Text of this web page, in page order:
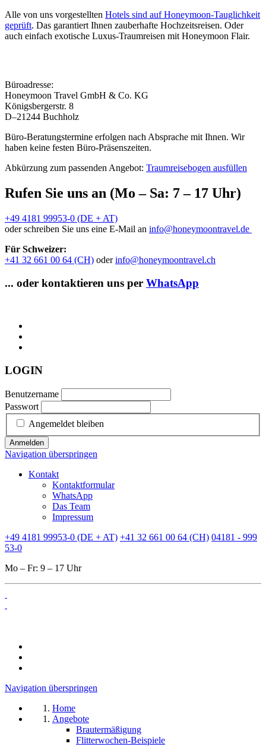
Alle von uns vorgestellten Hotels sind auf Honeymoon-Tauglichkeit
geprüft. Das garantiert Ihnen zauberhafte Hochzeitsreisen. Oder
auch einfach exotische Luxus-Traumreisen mit Honeymoon Flair.
Büroadresse:
Honeymoon Travel GmbH & Co. KG
Königsbergerstr. 8
D–21244 Buchholz
Büro-Beratungstermine erfolgen nach Absprache mit Ihnen. Wir
haben keine festen Büro-Präsenszeiten.
Abkürzung zum passenden Angebot: Traumreisebogen ausfüllen
Rufen Sie uns an (Mo – Sa: 7 – 17 Uhr)
+49 4181 99953-0 (DE + AT)
oder schreiben Sie uns eine E-Mail an info@honeymoontravel.de
Für Schweizer:
+41 32 661 00 64 (CH) oderinfo@honeymoontravel.ch
... oder kontaktieren uns per WhatsApp
LOGIN
Benutzername
Passwort
Angemeldet bleiben
Anmelden
Navigation überspringen
Kontakt
Kontaktformular
WhatsApp
Das Team
Impressum
+49 4181 99953-0 (DE + AT) +41 32 661 00 64 (CH) 04181 - 999
53-0
Mo – Fr: 9 – 17 Uhr
Navigation überspringen
Home
Angebote
Brautermäßigung
Flitterwochen-Beispiele